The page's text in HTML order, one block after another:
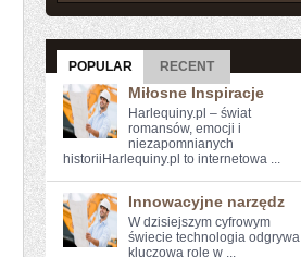
POPULAR RECENT
Miłosne Inspiracje
Harlequiny.pl – świat
romansów, emocji i
niezapomnianych
historiiHarlequiny.pl to internetowa ...
Innowacyjne narzędz
W dzisiejszym cyfrowym
świecie technologia odgrywa
kluczową rolę w ...